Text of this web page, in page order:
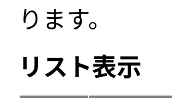
ります。
リスト表示